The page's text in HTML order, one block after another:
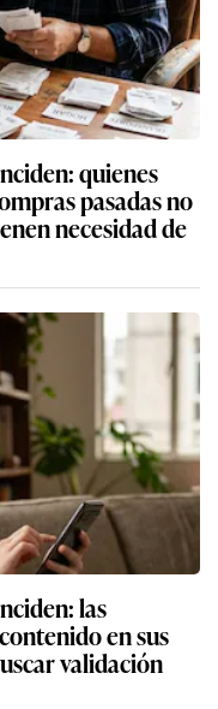
quienes
pasadas no
necesidad de
las
en sus
validación